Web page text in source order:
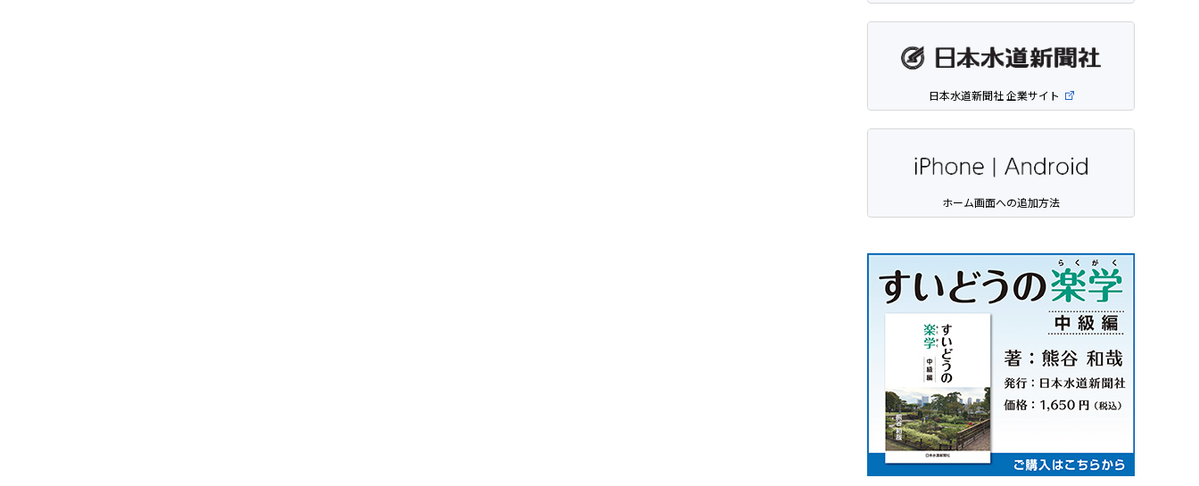
日本水道新聞社 企業サイト
ホーム画面への追加方法